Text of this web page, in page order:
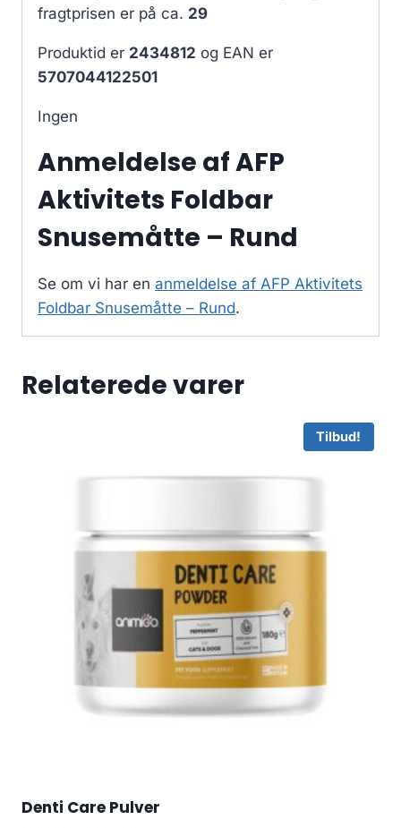
fragtprisen er på ca. 29
Produktid er 2434812 og EAN er
5707044122501
Ingen
Anmeldelse af AFP
Aktivitets Foldbar
Snusemåtte – Rund
Se om vi har en anmeldelse af AFP Aktivitets
Foldbar Snusemåtte – Rund.
Relaterede varer
Tilbud!
Denti Care Pulver